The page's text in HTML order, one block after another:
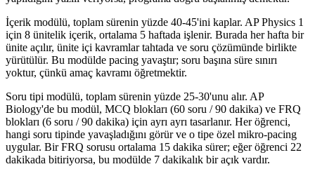
İçerik modülü, toplam sürenin yüzde 40-45'ini kaplar. AP Physics 1
için 8 ünitelik içerik, ortalama 5 haftada işlenir. Burada her hafta bir
ünite açılır, ünite içi kavramlar tahtada ve soru çözümünde birlikte
yürütülür. Bu modülde pacing yavaştır; soru başına süre sınırı
yoktur, çünkü amaç kavramı öğretmektir.
Soru tipi modülü, toplam sürenin yüzde 25-30'unu alır. AP
Biology'de bu modül, MCQ blokları (60 soru / 90 dakika) ve FRQ
blokları (6 soru / 90 dakika) için ayrı ayrı tasarlanır. Her öğrenci,
hangi soru tipinde yavaşladığını görür ve o tipe özel mikro-pacing
uygular. Bir FRQ sorusu ortalama 15 dakika sürer; eğer öğrenci 22
dakikada bitiriyorsa, bu modülde 7 dakikalık bir açık vardır.